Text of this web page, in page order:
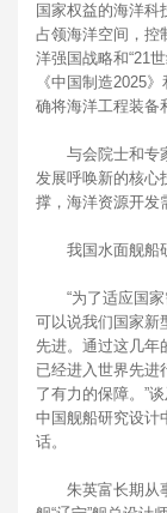
国家权益的海洋
占领海洋空间，控
洋强国战略和“21
《中国制造2025
确将海洋工程装
与会院士和专家
发展呼唤新的核心
撑，海洋资源开
我国水面舰船研
“为了适应国家
可以说我们国家新
先进。通过这几年
已经进入世界先进
了有力的保障。”
中国舰船研究设计
话。
朱英富长期从事